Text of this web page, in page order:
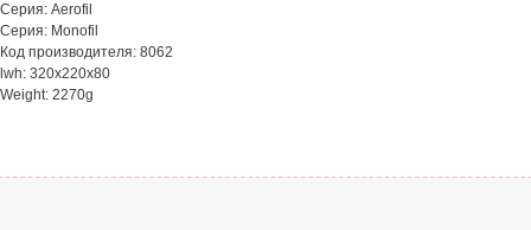
Серия: Aerofil
Серия: Monofil
Код производителя: 8062
lwh: 320x220x80
Weight: 2270g